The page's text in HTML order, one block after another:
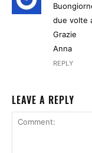
due volte
Grazie
Anna
REPLY
LEAVE A REPLY